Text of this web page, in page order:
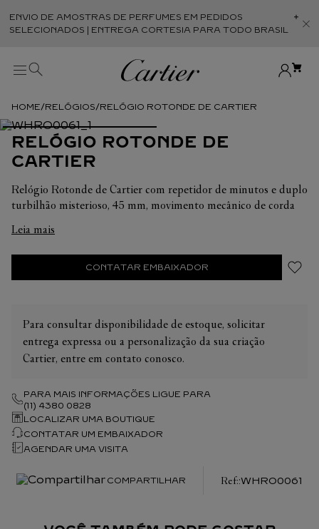
ENVIO DE AMOSTRAS DE PERFUMES EM PEDIDOS
SELECIONADOS | ENTREGA CORTESIA PARA TODO BRASIL
RELÓGIOS RELÓGIO ROTONDE DE CARTIER
RELÓGIO ROTONDE DE
CARTIER
Relógio Rotonde de Cartier com repetidor de minutos e duplo
turbilhão misterioso, 45 mm, movimento mecânico de corda
de contas em ouro rosa 750/1000 com um cabochão de safira
azul, ponteiros em ouro rosa 750/1000 em forma de espada.
Pulseira em pele de crocodilo cinzenta escura semimate
(fornecido com uma pulseira adicional em pele de crocodilo
turbilhão misterioso. Relógio numerado individualmente,
limitado a 20 relógios. Movimento composto por 448 peças,
incluindo 45 joias. Diâmetro total do movimento: 39,30 mm,
vibrações/hora, reserva de marcha aprox. 84 horas. Fundo de
caixa em cristal de safira. Espessura da caixa: 11,15 mm.
Resistente à água até 3 bar (aprox. 30 metros).
Leia mais
CONTATAR EMBAIXADOR
Para consultar disponibilidade de estoque, solicitar
entrega expressa ou a personalização da sua criação
Cartier, entre em contato conosco.
PARA MAIS INFORMAÇÕES LIGUE PARA
(11) 4380 0828
LOCALIZAR UMA BOUTIQUE
CONTATAR UM EMBAIXADOR
AGENDAR UMA VISITA
COMPARTILHAR :WHRO0061